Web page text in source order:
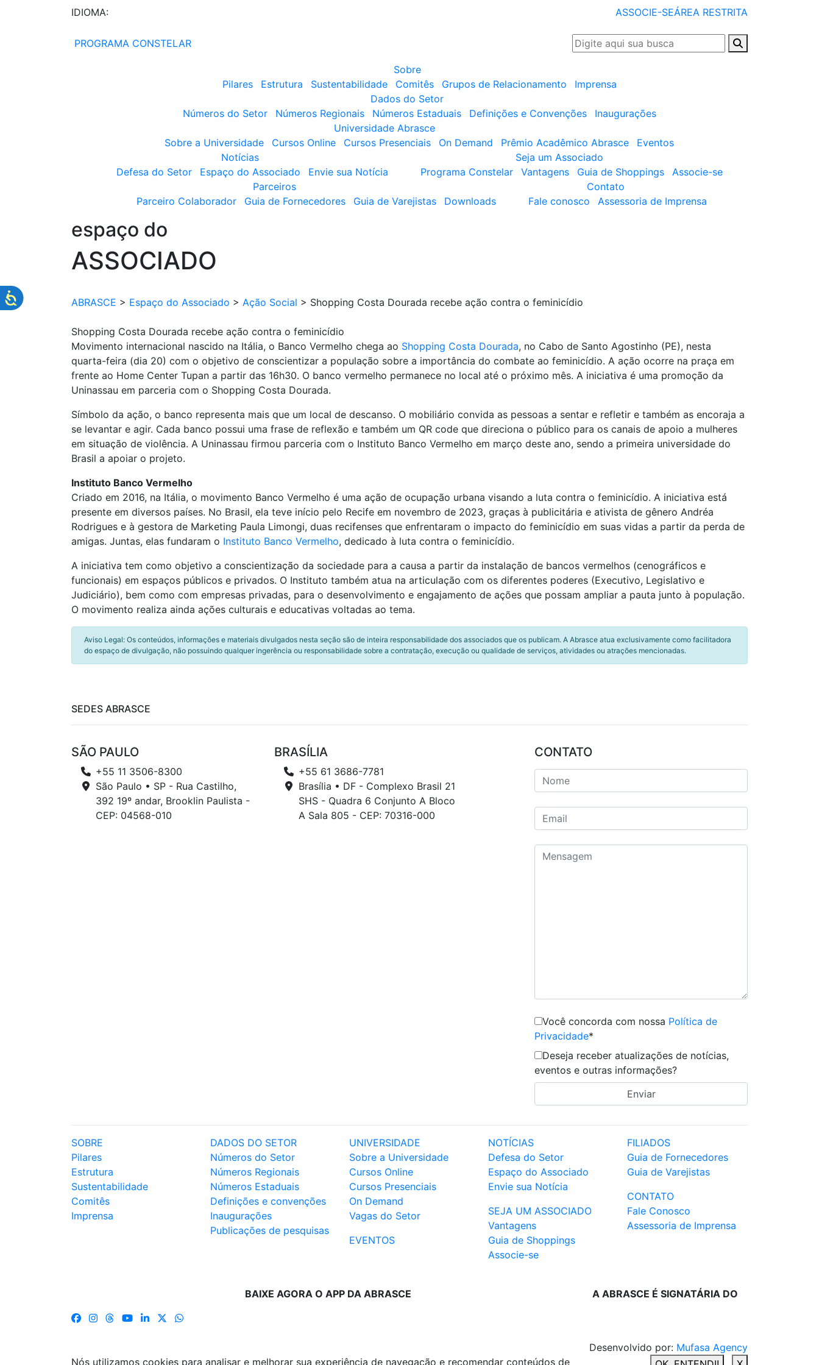
IDIOMA: ASSOCIE-SEÁREA RESTRITA
PROGRAMA CONSTELAR
Sobre
Pilares
Estrutura Sustentabilidade Comitês Grupos de Relacionamento
Imprensa
Dados do Setor
Números do Setor
Números Regionais Números Estaduais Definições e Convenções
Inaugurações
Universidade Abrasce
Sobre a Universidade
Cursos Online Cursos Presenciais On Demand Prêmio Acadêmico Abrasce
Eventos
Notícias
Defesa do Setor
Espaço do Associado Envie sua Notícia
Seja um Associado
Programa Constelar
Vantagens Guia de Shoppings
Associe-se
Parceiros
Parceiro Colaborador
Guia de Fornecedores Guia de Varejistas Downloads
Contato
Fale conosco
Assessoria de Imprensa
espaço do
ASSOCIADO
ABRASCE > Espaço do Associado > Ação Social > Shopping Costa Dourada recebe ação contra o feminicídio
Shopping Costa Dourada recebe ação contra o feminicídio
Movimento internacional nascido na Itália, o Banco Vermelho chega ao Shopping Costa Dourada, no Cabo de Santo Agostinho (PE), nesta
quarta-feira (dia 20) com o objetivo de conscientizar a população sobre a importância do combate ao feminicídio. A ação ocorre na praça em
frente ao Home Center Tupan a partir das 16h30. O banco vermelho permanece no local até o próximo mês. A iniciativa é uma promoção da
Uninassau em parceria com o Shopping Costa Dourada.
Símbolo da ação, o banco representa mais que um local de descanso. O mobiliário convida as pessoas a sentar e refletir e também as encoraja a
se levantar e agir. Cada banco possui uma frase de reflexão e também um QR code que direciona o público para os canais de apoio a mulheres
em situação de violência. A Uninassau firmou parceria com o Instituto Banco Vermelho em março deste ano, sendo a primeira universidade do
Brasil a apoiar o projeto.
Instituto Banco Vermelho
Criado em 2016, na Itália, o movimento Banco Vermelho é uma ação de ocupação urbana visando a luta contra o feminicídio. A iniciativa está
presente em diversos países. No Brasil, ela teve início pelo Recife em novembro de 2023, graças à publicitária e ativista de gênero Andréa
Rodrigues e à gestora de Marketing Paula Limongi, duas recifenses que enfrentaram o impacto do feminicídio em suas vidas a partir da perda de
amigas. Juntas, elas fundaram o Instituto Banco Vermelho, dedicado à luta contra o feminicídio.
A iniciativa tem como objetivo a conscientização da sociedade para a causa a partir da instalação de bancos vermelhos (cenográficos e
funcionais) em espaços públicos e privados. O Instituto também atua na articulação com os diferentes poderes (Executivo, Legislativo e
Judiciário), bem como com empresas privadas, para o desenvolvimento e engajamento de ações que possam ampliar a pauta junto à população.
O movimento realiza ainda ações culturais e educativas voltadas ao tema.
Aviso Legal: Os conteúdos, informações e materiais divulgados nesta seção são de inteira responsabilidade dos associados que os publicam. A Abrasce atua exclusivamente como facilitadora
do espaço de divulgação, não possuindo qualquer ingerência ou responsabilidade sobre a contratação, execução ou qualidade de serviços, atividades ou atrações mencionadas.
SEDES ABRASCE
SÃO PAULO
+55 11 3506-8300
São Paulo • SP - Rua Castilho,
392 19º andar, Brooklin Paulista -
CEP: 04568-010
BRASÍLIA
+55 61 3686-7781
Brasília • DF - Complexo Brasil 21
SHS - Quadra 6 Conjunto A Bloco
A Sala 805 - CEP: 70316-000
CONTATO
Você concorda com nossa Política de
Privacidade*
Deseja receber atualizações de notícias,
eventos e outras informações?
SOBRE
Pilares
Estrutura
Sustentabilidade
Comitês
Imprensa
DADOS DO SETOR
Números do Setor
Números Regionais
Números Estaduais
Definições e convenções
Inaugurações
Publicações de pesquisas
UNIVERSIDADE
Sobre a Universidade
Cursos Online
Cursos Presenciais
On Demand
Vagas do Setor
EVENTOS
NOTÍCIAS
Defesa do Setor
Espaço do Associado
Envie sua Notícia
SEJA UM ASSOCIADO
Vantagens
Guia de Shoppings
Associe-se
FILIADOS
Guia de Fornecedores
Guia de Varejistas
CONTATO
Fale Conosco
Assessoria de Imprensa
BAIXE AGORA O APP DA ABRASCE A ABRASCE É SIGNATÁRIA DO
Desenvolvido por: Mufasa Agency
Nós utilizamos cookies para analisar e melhorar sua experiência de navegação e recomendar conteúdos de